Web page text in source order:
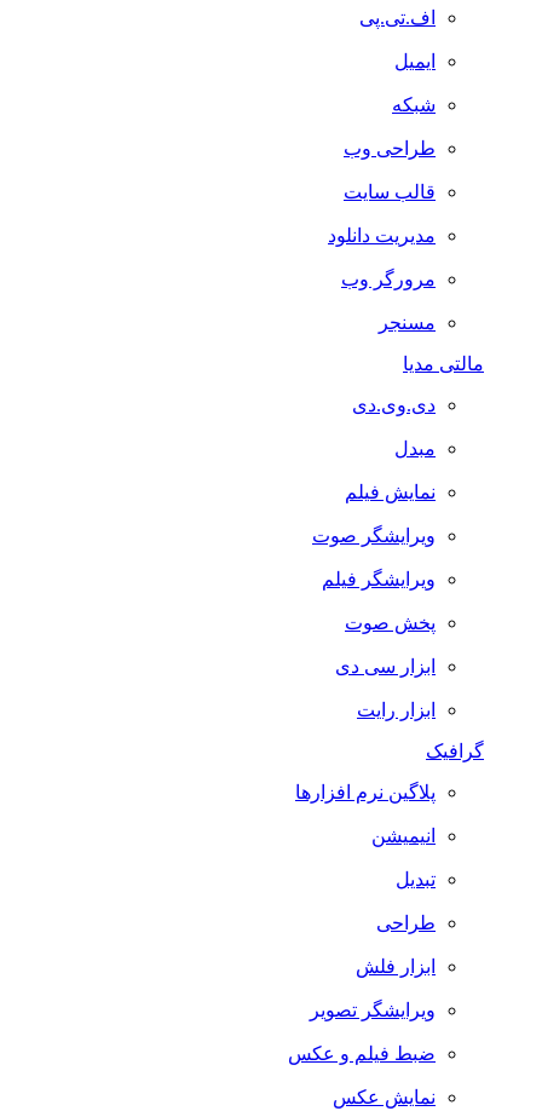
اف.تی.پی
ایمیل
شبکه
طراحی وب
قالب سایت
مدیریت دانلود
مرورگر وب
مسنجر
مالتی مدیا
دی.وی.دی
مبدل
نمایش فیلم
ویرایشگر صوت
ویرایشگر فیلم
پخش صوت
ابزار سی دی
ابزار رایت
گرافیک
پلاگین نرم افزارها
انیمیشن
تبدیل
طراحی
ابزار فلش
ویرایشگر تصویر
ضبط فيلم و عكس
نمایش عکس